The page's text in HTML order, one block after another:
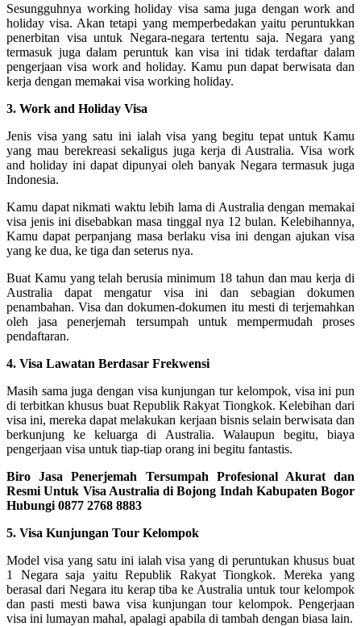
Sesungguhnya working holiday visa sama juga dengan work and
holiday visa. Akan tetapi yang memperbedakan yaitu peruntukkan
penerbitan visa untuk Negara-negara tertentu saja. Negara yang
termasuk juga dalam peruntuk kan visa ini tidak terdaftar dalam
pengerjaan visa work and holiday. Kamu pun dapat berwisata dan
kerja dengan memakai visa working holiday.
3. Work and Holiday Visa
Jenis visa yang satu ini ialah visa yang begitu tepat untuk Kamu
yang mau berekreasi sekaligus juga kerja di Australia. Visa work
and holiday ini dapat dipunyai oleh banyak Negara termasuk juga
Indonesia.
Kamu dapat nikmati waktu lebih lama di Australia dengan memakai
visa jenis ini disebabkan masa tinggal nya 12 bulan. Kelebihannya,
Kamu dapat perpanjang masa berlaku visa ini dengan ajukan visa
yang ke dua, ke tiga dan seterus nya.
Buat Kamu yang telah berusia minimum 18 tahun dan mau kerja di
Australia dapat mengatur visa ini dan sebagian dokumen
penambahan. Visa dan dokumen-dokumen itu mesti di terjemahkan
oleh jasa penerjemah tersumpah untuk mempermudah proses
pendaftaran.
4. Visa Lawatan Berdasar Frekwensi
Masih sama juga dengan visa kunjungan tur kelompok, visa ini pun
di terbitkan khusus buat Republik Rakyat Tiongkok. Kelebihan dari
visa ini, mereka dapat melakukan kerjaan bisnis selain berwisata dan
berkunjung ke keluarga di Australia. Walaupun begitu, biaya
pengerjaan visa untuk tiap-tiap orang ini begitu fantastis.
Biro Jasa Penerjemah Tersumpah Profesional Akurat dan
Resmi Untuk Visa Australia di Bojong Indah Kabupaten Bogor
Hubungi 0877 2768 8883
5. Visa Kunjungan Tour Kelompok
Model visa yang satu ini ialah visa yang di peruntukan khusus buat
1 Negara saja yaitu Republik Rakyat Tiongkok. Mereka yang
berasal dari Negara itu kerap tiba ke Australia untuk tour kelompok
dan pasti mesti bawa visa kunjungan tour kelompok. Pengerjaan
visa ini lumayan mahal, apalagi apabila di tambah dengan biasa lain.